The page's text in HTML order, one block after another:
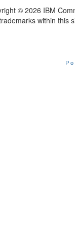
© 2026 IBM
within this